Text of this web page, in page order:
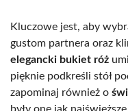
Kluczowe jest, aby
gustom partnera oraz
elegancki bukiet róż
pięknie podkreśli stół
zapominaj również o